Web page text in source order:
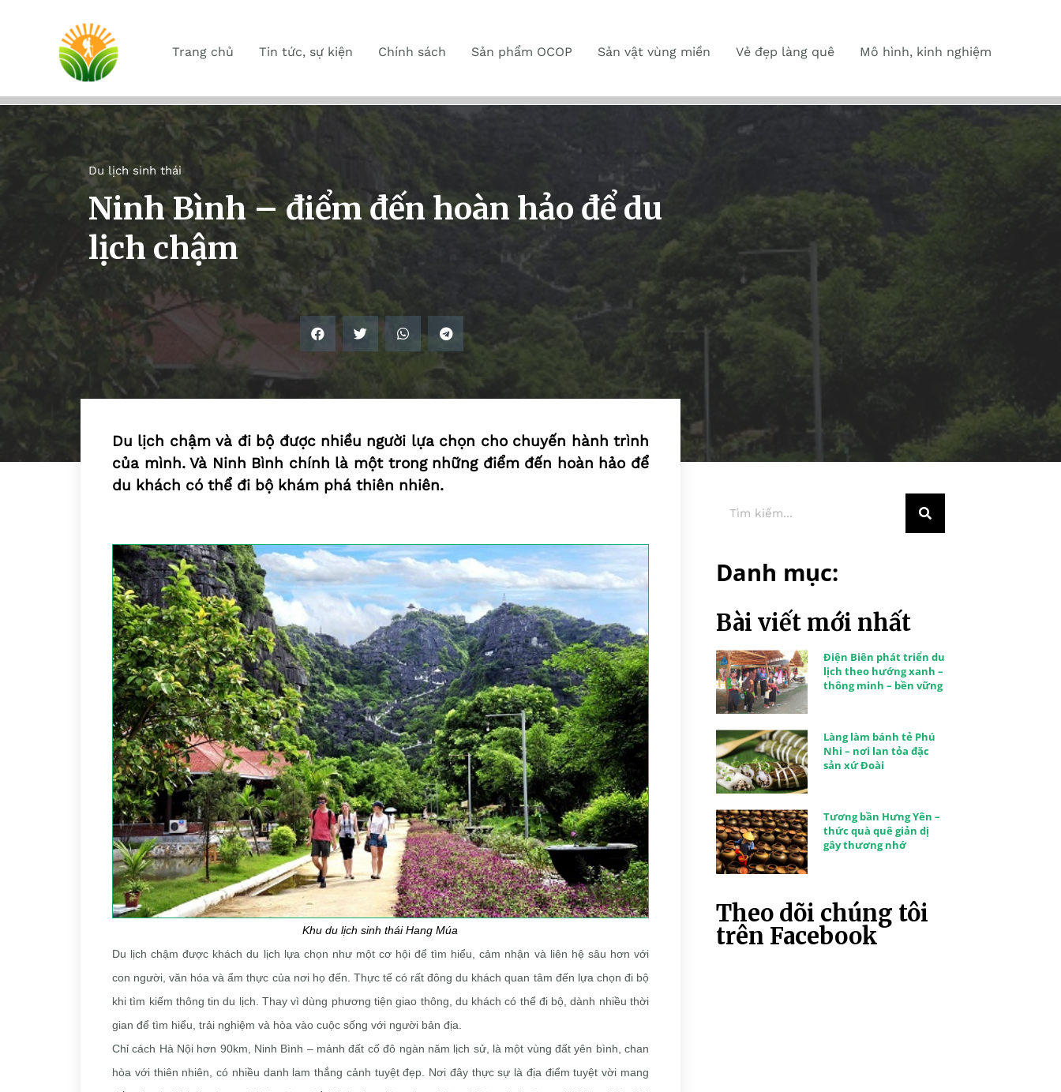
Trang chủ Tin tức, sự kiện Chính sách Sản phẩm OCOP Sản vật vùng miền Vẻ đẹp làng quê Mô hình, kinh nghiệm
Du lịch sinh thái
Ninh Bình – điểm đến hoàn hảo để du
lịch chậm
Du lịch chậm và đi bộ được nhiều người lựa chọn cho chuyến hành trình
của mình. Và Ninh Bình chính là một trong những điểm đến hoàn hảo để
du khách có thể đi bộ khám phá thiên nhiên.
Khu du lịch sinh thái Hang Múa
Du lịch chậm được khách du lịch lựa chọn như một cơ hội để tìm hiểu, cảm nhận và liên hệ sâu hơn với
con người, văn hóa và ẩm thực của nơi họ đến. Thực tế có rất đông du khách quan tâm đến lựa chọn đi bộ
khi tìm kiếm thông tin du lịch. Thay vì dùng phương tiện giao thông, du khách có thể đi bộ, dành nhiều thời
gian để tìm hiểu, trải nghiệm và hòa vào cuộc sống với người bản địa.
Chỉ cách Hà Nội hơn 90km, Ninh Bình – mảnh đất cố đô ngàn năm lịch sử, là một vùng đất yên bình, chan
hòa với thiên nhiên, có nhiều danh lam thắng cảnh tuyệt đẹp. Nơi đây thực sự là địa điểm tuyệt vời mang
Danh mục:
Bài viết mới nhất
Điện Biên phát triển du
lịch theo hướng xanh –
thông minh – bền vững
Làng làm bánh tẻ Phú
Nhi – nơi lan tỏa đặc
sản xứ Đoài
Tương bần Hưng Yên –
thức quà quê giản dị
gây thương nhớ
Theo dõi chúng tôi
trên Facebook